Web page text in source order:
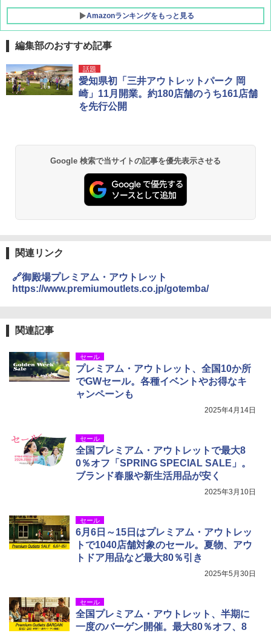
Amazonランキングをもっと見る
編集部のおすすめ記事
話題
愛知県初「三井アウトレットパーク 岡
崎」11月開業。約180店舗のうち161店舗
を先行公開
Google 検索で当サイトの記事を優先表示させる
関連リンク
🔗御殿場プレミアム・アウトレット
https://www.premiumoutlets.co.jp/gotemba/
関連記事
セール
プレミアム・アウトレット、全国10か所
でGWセール。各種イベントやお得なキ
ャンペーンも
2025年4月14日
セール
全国プレミアム・アウトレットで最大8
0％オフ「SPRING SPECIAL SALE」。
ブランド春服や新生活用品が安く
2025年3月10日
セール
6月6日～15日はプレミアム・アウトレッ
トで1040店舗対象のセール。夏物、アウ
トドア用品など最大80％引き
2025年5月30日
セール
全国プレミアム・アウトレット、半期に
一度のバーゲン開催。最大80％オフ、8